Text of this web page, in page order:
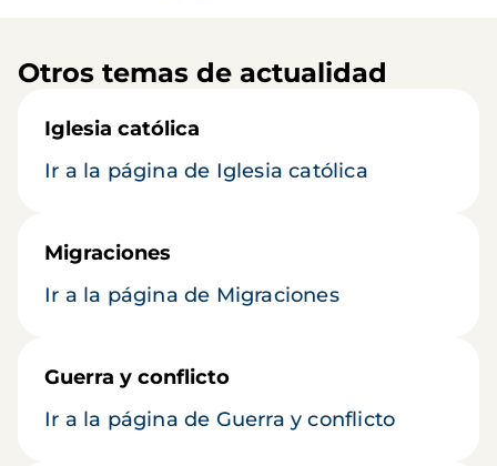
Otros temas de actualidad
Iglesia católica
Ir a la página de Iglesia católica
Migraciones
Ir a la página de Migraciones
Guerra y conflicto
Ir a la página de Guerra y conflicto